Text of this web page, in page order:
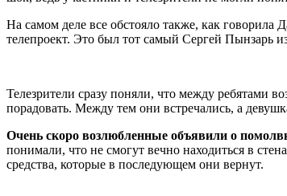
На самом деле все обстояло также, как говорила
телепроект. Это был тот самый Сергей Пынзарь
Телезрители сразу поняли, что между ребятами
порадовать. Между тем они встречались, а
Очень скоро возлюбленные объявили о
понимали, что не смогут вечно находиться в
средства, которые в последующем они вернут.